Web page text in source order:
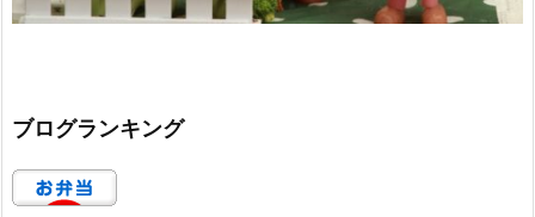
ブログランキング